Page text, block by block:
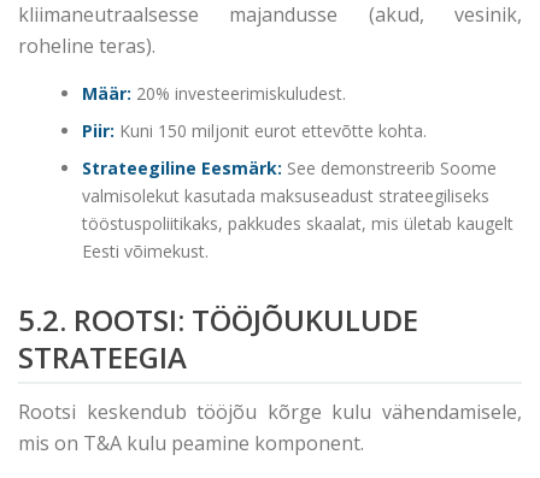
kliimaneutraalsesse majandusse (akud, vesinik,
roheline teras).
Määr: 20% investeerimiskuludest.
Piir: Kuni 150 miljonit eurot ettevõtte kohta.
Strateegiline Eesmärk: See demonstreerib Soome
valmisolekut kasutada maksuseadust strateegiliseks
tööstuspoliitikaks, pakkudes skaalat, mis ületab kaugelt
Eesti võimekust.
5.2. ROOTSI: TÖÖJÕUKULUDE
STRATEEGIA
Rootsi keskendub tööjõu kõrge kulu vähendamisele,
mis on T&A kulu peamine komponent.